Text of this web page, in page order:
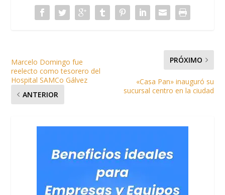
Marcelo Domingo fue
reelecto como tesorero del
Hospital SAMCo Gálvez
ANTERIOR
PRÓXIMO
«Casa Pan» inauguró su
sucursal centro en la ciudad